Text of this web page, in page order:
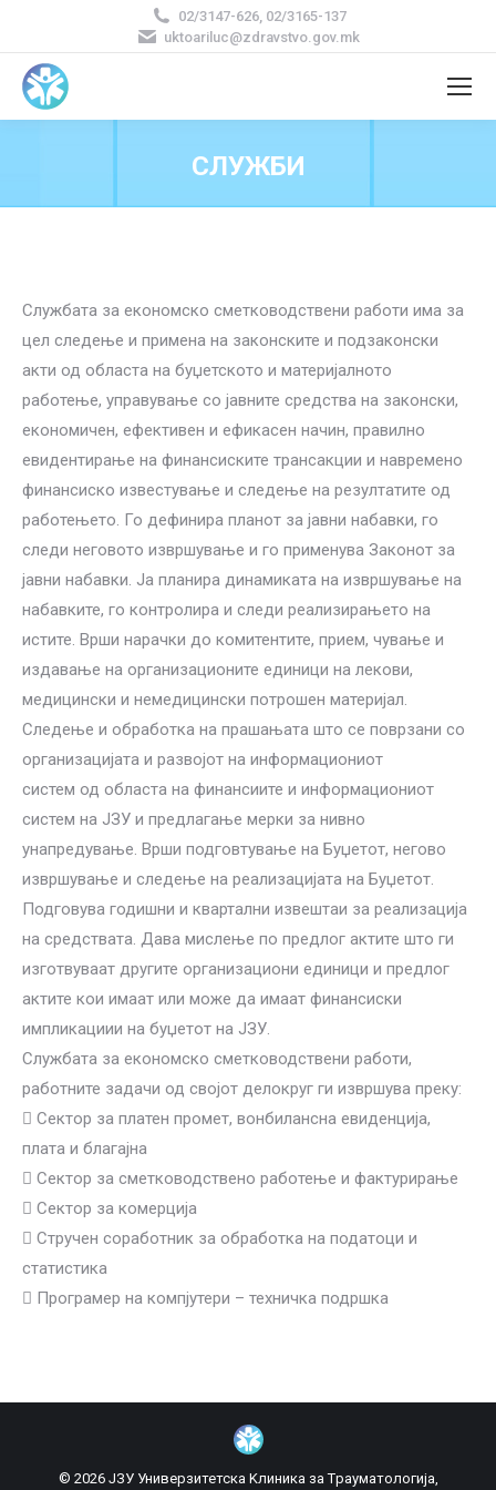
02/3147-626, 02/3165-137
uktoariluc@zdravstvo.gov.mk
СЛУЖБИ
Службата за економско сметководствени работи има за
цел следење и примена на законските и подзаконски
акти од областа на буџетското и материјалното
работење, управување со јавните средства на законски,
економичен, ефективен и ефикасен начин, правилно
евидентирање на финансиските трансакции и навремено
финансиско известување и следење на резултатите од
работењето. Го дефинира планот за јавни набавки, го
следи неговото извршување и го применува Законот за
јавни набавки. Ја планира динамиката на извршување на
набавките, го контролира и следи реализирањето на
истите. Врши нарачки до комитентите, прием, чување и
издавање на организационите единици на лекови,
медицински и немедицински потрошен материјал.
Следење и обработка на прашањата што се поврзани со
организацијата и развојот на информациониот
систем од областа на финансиите и информациониот
систем на ЈЗУ и предлагање мерки за нивно
унапредување. Врши подговтување на Буџетот, негово
извршување и следење на реализацијата на Буџетот.
Подговува годишни и квартални извештаи за реализација
на средствата. Дава мислење по предлог актите што ги
изготвуваат другите организациони единици и предлог
актите кои имаат или може да имаат финансиски
импликациии на буџетот на ЈЗУ.
Службата за економско сметководствени работи,
работните задачи од својот делокруг ги извршува преку:
 Сектор за платен промет, вонбилансна евиденција,
плата и благајна
 Сектор за сметководствено работење и фактурирање
 Сектор за комерција
 Стручен соработник за обработка на податоци и
статистика
 Програмер на компјутери – техничка подршка
© 2026 ЈЗУ Универзитетска Kлиника за Tрауматологија,